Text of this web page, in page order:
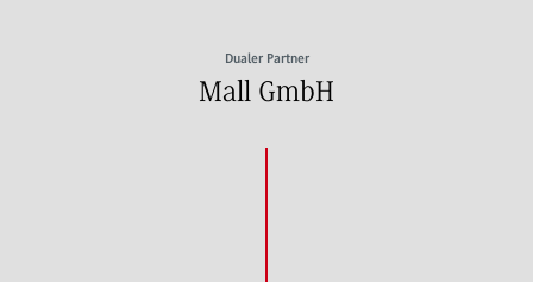
Dualer Partner
Mall GmbH